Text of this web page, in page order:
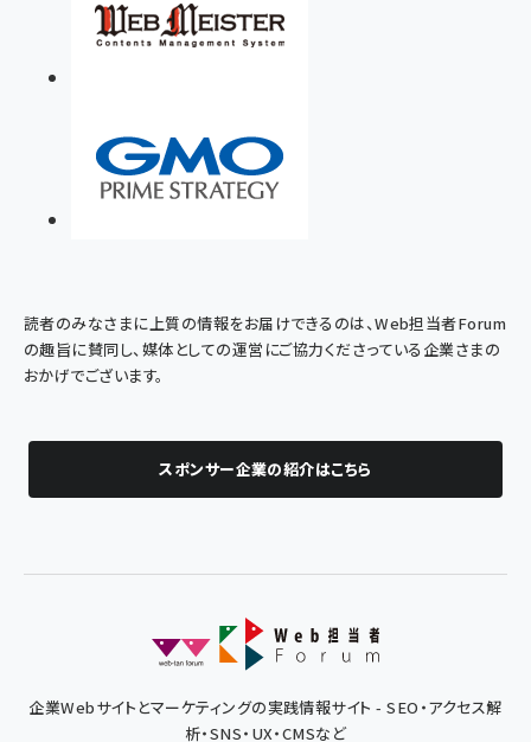
読者のみなさまに上質の情報をお届けできるのは、Web担当者Forum
の趣旨に賛同し、媒体としての運営にご協力くださっている企業さまの
おかげでございます。
スポンサー企業の紹介はこちら
企業Webサイトとマーケティングの実践情報サイト - SEO・アクセス解
析・SNS・UX・CMSなど